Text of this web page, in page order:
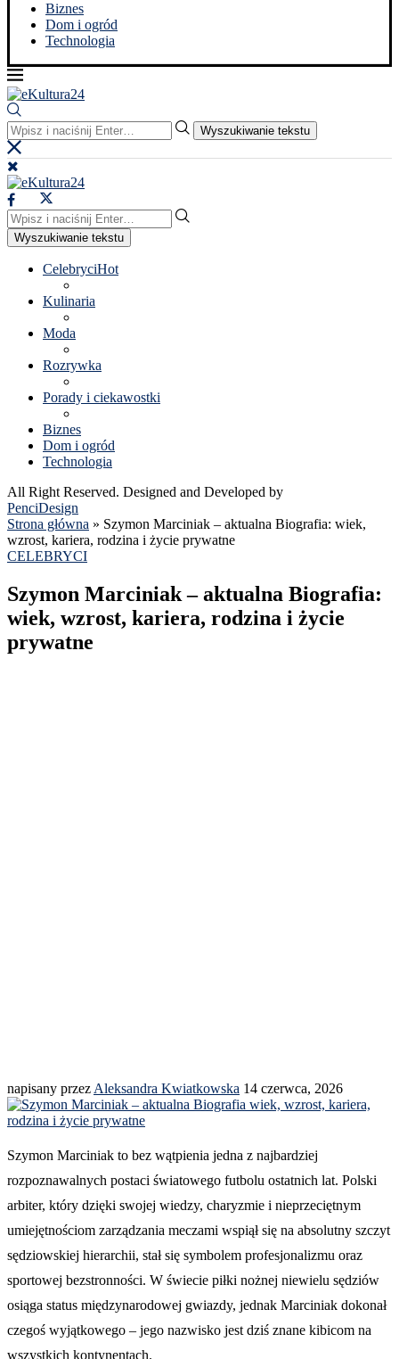
Biznes
Dom i ogród
Technologia
Wyszukiwanie tekstu
Wyszukiwanie tekstu
CelebryciHot
Kulinaria
Moda
Rozrywka
Porady i ciekawostki
Biznes
Dom i ogród
Technologia
All Right Reserved. Designed and Developed by
PenciDesign
Strona główna » Szymon Marciniak – aktualna Biografia: wiek,
wzrost, kariera, rodzina i życie prywatne
CELEBRYCI
Szymon Marciniak – aktualna Biografia:
wiek, wzrost, kariera, rodzina i życie
prywatne
napisany przez Aleksandra Kwiatkowska 14 czerwca, 2026
Szymon Marciniak to bez wątpienia jedna z najbardziej
rozpoznawalnych postaci światowego futbolu ostatnich lat. Polski
arbiter, który dzięki swojej wiedzy, charyzmie i nieprzeciętnym
umiejętnościom zarządzania meczami wspiął się na absolutny szczyt
sędziowskiej hierarchii, stał się symbolem profesjonalizmu oraz
sportowej bezstronności. W świecie piłki nożnej niewielu sędziów
osiąga status międzynarodowej gwiazdy, jednak Marciniak dokonał
czegoś wyjątkowego – jego nazwisko jest dziś znane kibicom na
wszystkich kontynentach.